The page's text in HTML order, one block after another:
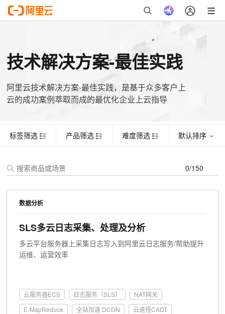
技术解决方案-最佳实践
阿里云技术解决方案-最佳实践，是基于众多客户上
云的成功案例萃取而成的最优化企业上云指导
标签筛选 产品筛选 难度筛选 默认排序
0/150
数据分析
SLS多云日志采集、处理及分析
多云平台服务器上采集日志写入到阿里云日志服务/帮助提升
运维、运营效率
云服务器ECS 日志服务（SLS）
NAT网关
E-MapReduce
全站加速 DCDN 云速搭CADT
标签筛选 难度筛选 默认排序
书名称 主题 姓名 手机号 起始时间 有效期